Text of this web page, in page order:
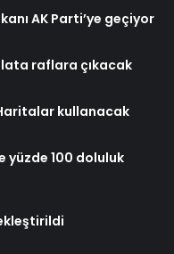
AK Parti’ye geçiyor
raflara çıkacak
kullanacak
yüzde 100 doluluk